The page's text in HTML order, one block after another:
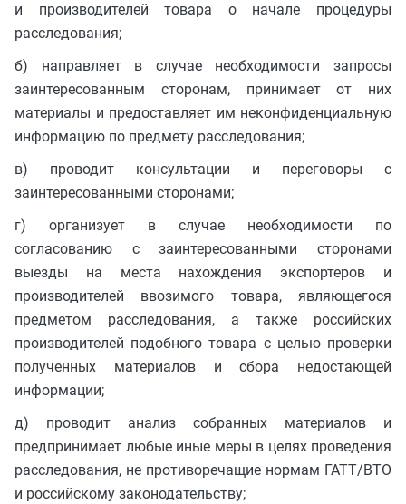
и производителей товара о начале процедуры
расследования;
б) направляет в случае необходимости запросы
заинтересованным сторонам, принимает от них
материалы и предоставляет им неконфиденциальную
информацию по предмету расследования;
в) проводит консультации и переговоры с
заинтересованными сторонами;
г) организует в случае необходимости по
согласованию с заинтересованными сторонами
выезды на места нахождения экспортеров и
производителей ввозимого товара, являющегося
предметом расследования, а также российских
производителей подобного товара с целью проверки
полученных материалов и сбора недостающей
информации;
д) проводит анализ собранных материалов и
предпринимает любые иные меры в целях проведения
расследования, не противоречащие нормам ГАТТ/ВТО
и российскому законодательству;